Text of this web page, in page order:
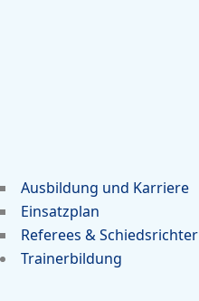
Ausbildung und Karriere
Einsatzplan
Referees & Schiedsrichter
Trainerbildung